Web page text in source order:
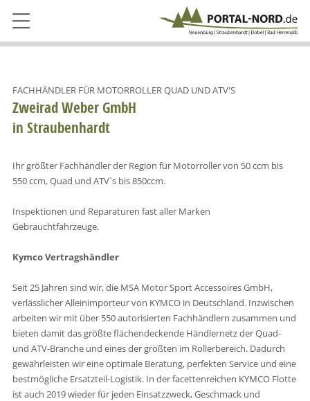
FACHHÄNDLER FÜR MOTORROLLER QUAD UND ATV'S
Zweirad Weber GmbH
in Straubenhardt
Ihr größter Fachhändler der Region für Motorroller von 50 ccm bis
550 ccm, Quad und ATV`s bis 850ccm.
Inspektionen und Reparaturen fast aller Marken
Gebrauchtfahrzeuge.
Kymco Vertragshändler
Seit 25 Jahren sind wir, die MSA Motor Sport Accessoires GmbH,
verlässlicher Alleinimporteur von KYMCO in Deutschland. Inzwischen
arbeiten wir mit über 550 autorisierten Fachhändlern zusammen und
bieten damit das größte flächendeckende Händlernetz der Quad-
und ATV-Branche und eines der größten im Rollerbereich. Dadurch
gewährleisten wir eine optimale Beratung, perfekten Service und eine
bestmögliche Ersatzteil-Logistik. In der facettenreichen KYMCO Flotte
ist auch 2019 wieder für jeden Einsatzzweck, Geschmack und